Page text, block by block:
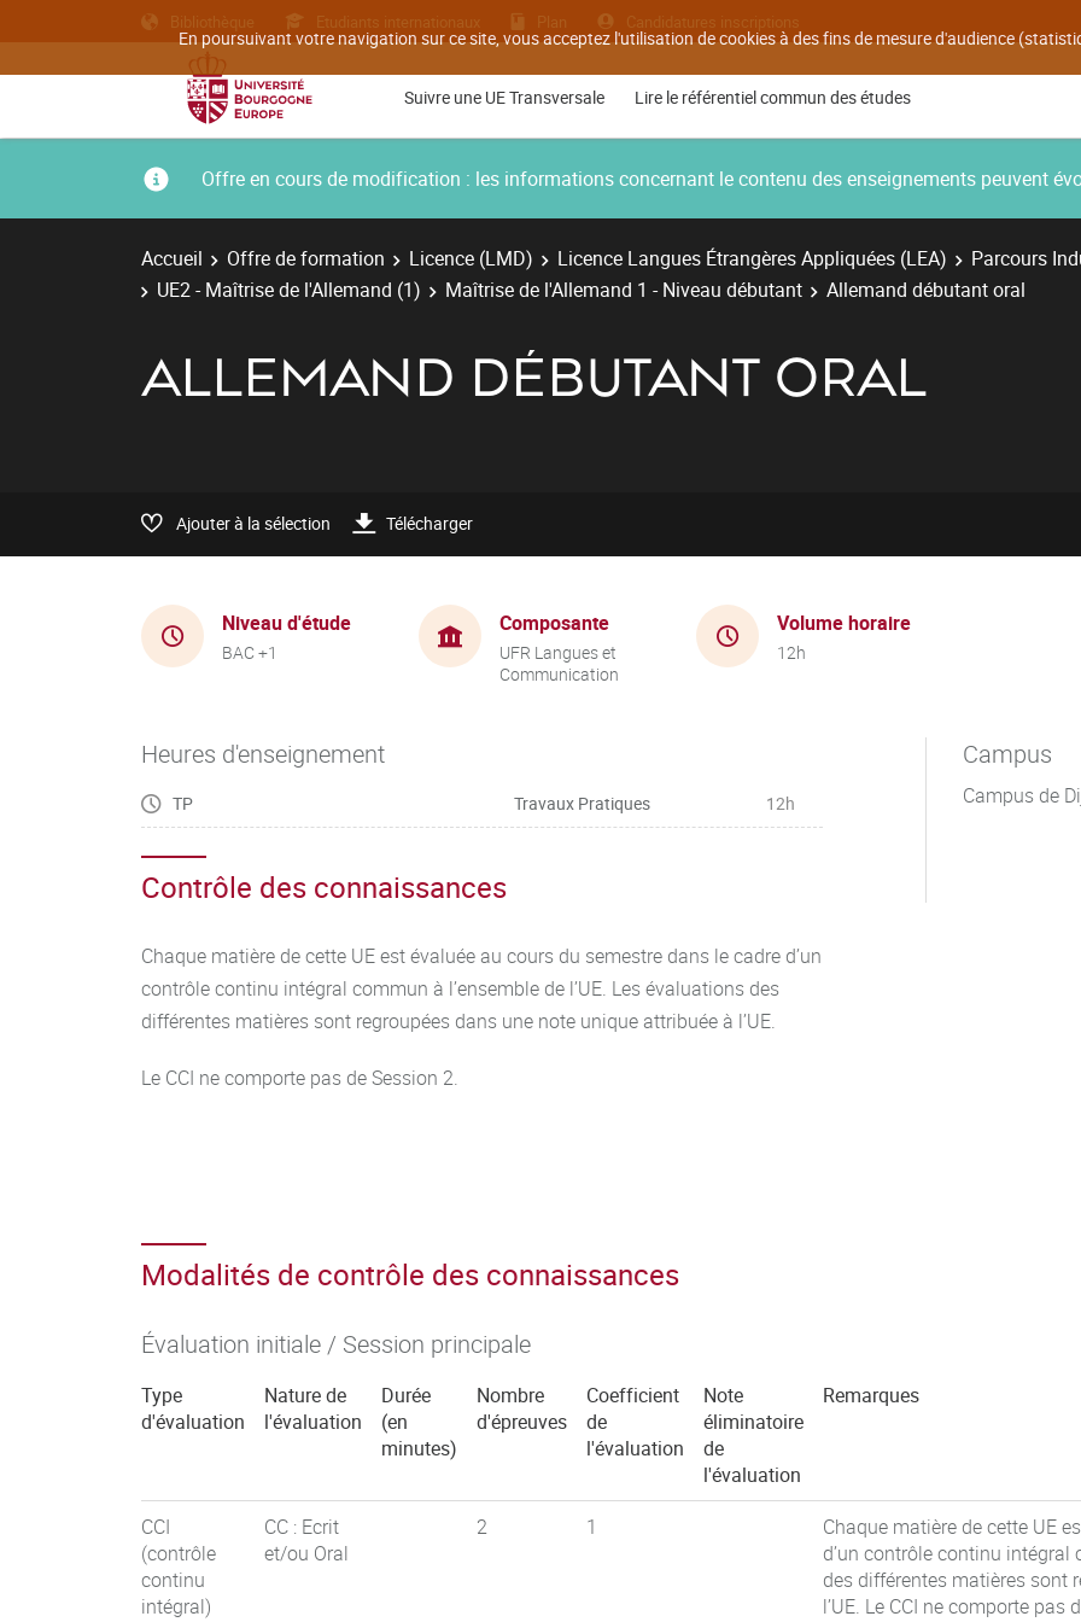
En poursuivant votre navigation sur ce site, vous acceptez l'utilisation de cookies à des fins de mesure d'audience
Bibliothèque Etudiants internationaux Plan Candidatures inscriptions
Suivre une UE Transversale Lire le référentiel commun des études
Offre en cours de modification : les informations concernant le contenu des enseignements peuvent
Accueil Offre de formation Licence (LMD) Licence Langues Étrangères Appliquées (LEA)
Parcours
UE2 - Maîtrise de l'Allemand (1)
Maîtrise de l'Allemand 1 - Niveau débutant Allemand débutant oral
ALLEMAND DÉBUTANT ORAL
Ajouter à la sélection Télécharger
Niveau d'étude
BAC +1
Composante
UFR Langues et
Communication
Volume horaire
12h
Heures d'enseignement
TP Travaux Pratiques 12h
Contrôle des connaissances
Chaque matière de cette UE est évaluée au cours du semestre dans le cadre d’un
contrôle continu intégral commun à l’ensemble de l’UE. Les évaluations des
différentes matières sont regroupées dans une note unique attribuée à l’UE.
Le CCI ne comporte pas de Session 2.
Campus
Campus de
Modalités de contrôle des connaissances
Évaluation initiale / Session principale
Type
d'évaluation
Nature de
l'évaluation
Durée
(en
minutes)
Nombre
d'épreuves
Coefficient
de
l'évaluation
Note
éliminatoire
de
l'évaluation
Remarques
CCI
(contrôle
continu
intégral)
CC : Ecrit
et/ou Oral
2 1
Chaque matière de cette UE
d’un contrôle continu intégral
des différentes matières sont
l’UE. Le CCI ne comporte pas